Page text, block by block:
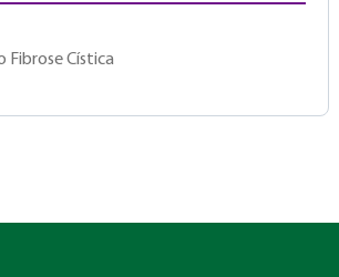
Fibrose Cística